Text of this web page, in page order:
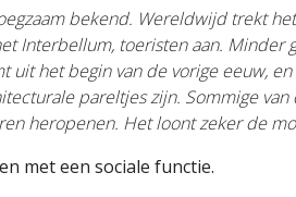
bekend. Wereldwijd trekt
Interbellum, toeristen aan. Minder
uit het begin van de vorige eeuw,
pareltjes zijn. Sommige
heropenen. Het loont zeker de
met een sociale functie.